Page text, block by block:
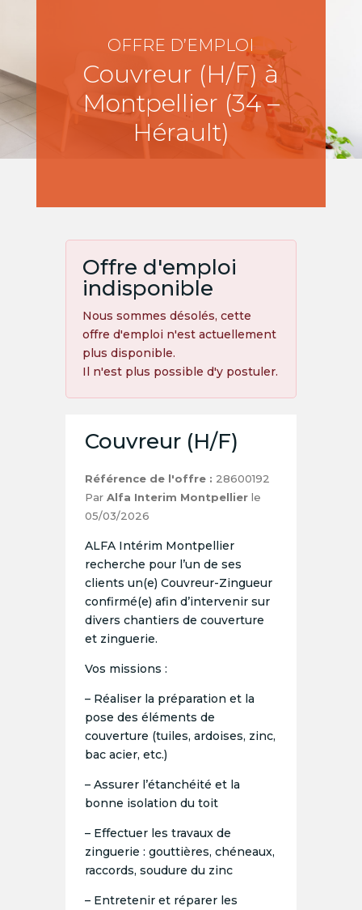
OFFRE D’EMPLOI
Couvreur (H/F) à
Montpellier (34 –
Hérault)
Offre d'emploi
indisponible
Nous sommes désolés, cette
offre d'emploi n'est actuellement
plus disponible.
Il n'est plus possible d'y postuler.
Couvreur (H/F)
Référence de l'offre : 28600192
Par Alfa Interim Montpellierle
05/03/2026
ALFA Intérim Montpellier
recherche pour l’un de ses
clients un(e) Couvreur-Zingueur
confirmé(e) afin d’intervenir sur
divers chantiers de couverture
et zinguerie.
Vos missions :
– Réaliser la préparation et la
pose des éléments de
couverture (tuiles, ardoises, zinc,
bac acier, etc.)
– Assurer l’étanchéité et la
bonne isolation du toit
– Effectuer les travaux de
zinguerie : gouttières, chéneaux,
raccords, soudure du zinc
– Entretenir et réparer les